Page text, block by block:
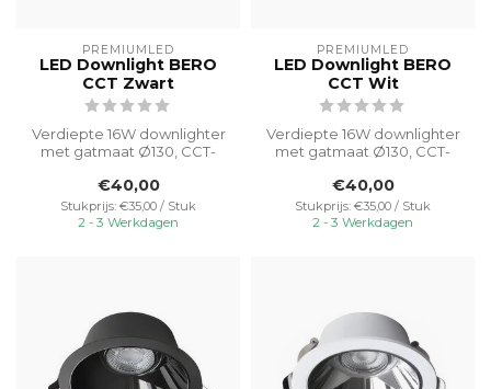
PREMIUMLED
LED Downlight BERO
CCT Zwart
Verdiepte 16W downlighter
met gatmaat Ø130, CCT-
5000K v...
€40,00
Stukprijs: €35,00 / Stuk
2 - 3 Werkdagen
PREMIUMLED
LED Downlight BERO
CCT Wit
Verdiepte 16W downlighter
met gatmaat Ø130, CCT-
5000K v...
€40,00
Stukprijs: €35,00 / Stuk
2 - 3 Werkdagen